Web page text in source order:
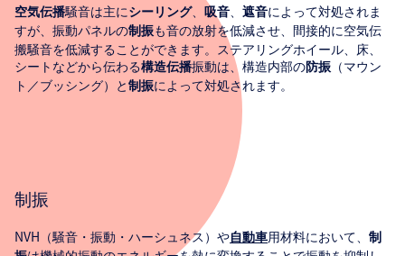
空気伝播騒音は主にシーリング、 吸音 遮音によって対処されま
すが、振動パネルの制振も音の放射を低減させ、間接的に空気伝
搬騒音を低減することができます。ステアリングホイール、床、
シートなどから伝わる構造伝播振動は、構造内部の防振 （マウン
ト／ブッシング）と制振によって対処されます。
制振
NVH（騒音・振動・ハーシュネス）や自動車用材料において、
制